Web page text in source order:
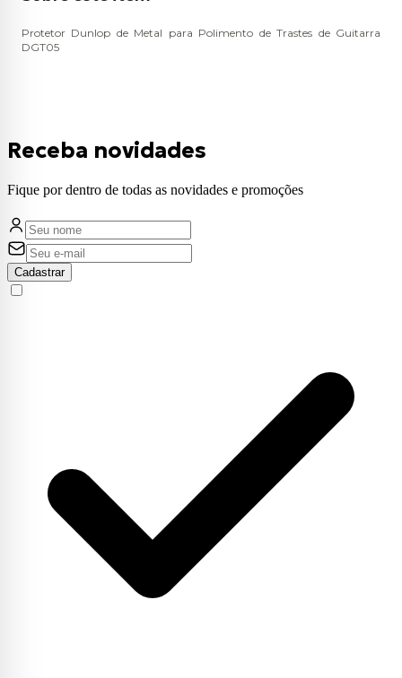
Protetor Dunlop de Metal para Polimento de Trastes de Guitarra
DGT05
Receba novidades
Fique por dentro de todas as novidades e promoções
Cadastrar